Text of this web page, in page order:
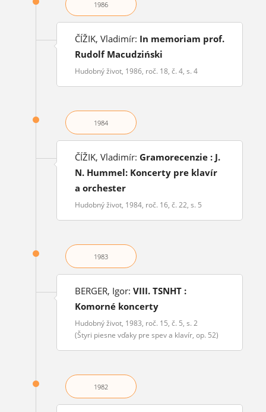
1986
ČÍŽIK, Vladimír: In memoriam prof.
Rudolf Macudziński
Hudobný život, 1986, roč. 18, č. 4, s. 4
1984
ČÍŽIK, Vladimír: Gramorecenzie : J.
N. Hummel: Koncerty pre klavír
a orchester
Hudobný život, 1984, roč. 16, č. 22, s. 5
1983
BERGER, Igor: VIII. TSNHT :
Komorné koncerty
Hudobný život, 1983, roč. 15, č. 5, s. 2
(Štyri piesne vďaky pre spev a klavír, op. 52)
1982